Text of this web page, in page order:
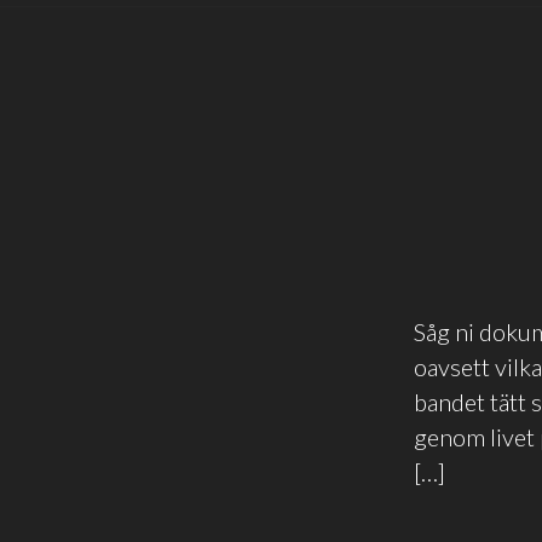
Såg ni
oavsett
bandet tätt
genom livet
[…]